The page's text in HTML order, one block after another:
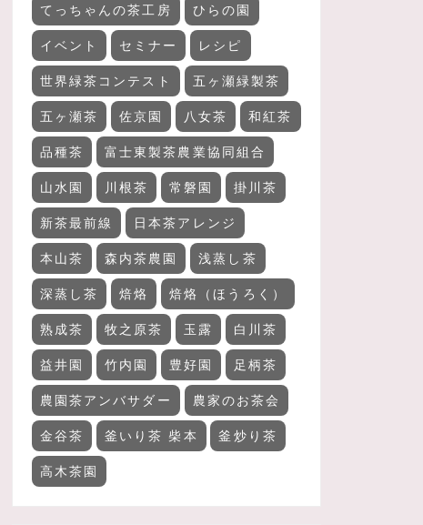
てっちゃんの茶工房 ひらの園
イベント セミナー レシピ
世界緑茶コンテスト 五ヶ瀬緑製茶
五ヶ瀬茶 佐京園 八女茶 和紅茶
品種茶 富士東製茶農業協同組合
山水園 川根茶 常磐園 掛川茶
新茶最前線 日本茶アレンジ
本山茶 森内茶農園 浅蒸し茶
深蒸し茶 焙烙 焙烙（ほうろく）
熟成茶 牧之原茶 玉露 白川茶
益井園 竹内園 豊好園 足柄茶
農園茶アンバサダー 農家のお茶会
金谷茶 釜いり茶 柴本 釜炒り茶
高木茶園